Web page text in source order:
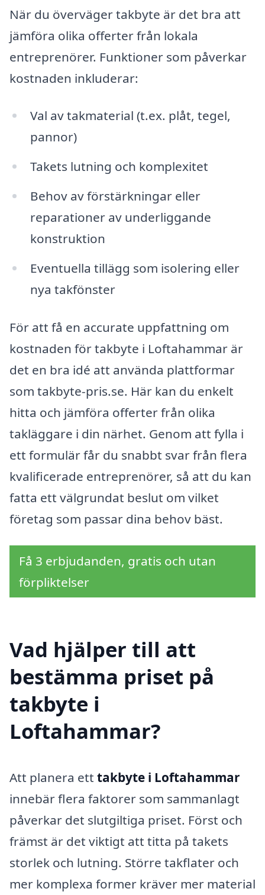
När du överväger takbyte är det bra att
jämföra olika offerter från lokala
entreprenörer. Funktioner som påverkar
kostnaden inkluderar:
Val av takmaterial (t.ex. plåt, tegel,
pannor)
Takets lutning och komplexitet
Behov av förstärkningar eller
reparationer av underliggande
konstruktion
Eventuella tillägg som isolering eller
nya takfönster
För att få en accurate uppfattning om
kostnaden för takbyte i Loftahammar är
det en bra idé att använda plattformar
som takbyte-pris.se. Här kan du enkelt
hitta och jämföra offerter från olika
takläggare i din närhet. Genom att fylla i
ett formulär får du snabbt svar från flera
kvalificerade entreprenörer, så att du kan
fatta ett välgrundat beslut om vilket
företag som passar dina behov bäst.
Få 3 erbjudanden, gratis och utan
förpliktelser
Vad hjälper till att
bestämma priset på
takbyte i
Loftahammar?
Att planera ett takbyte i Loftahammar
innebär flera faktorer som sammanlagt
påverkar det slutgiltiga priset. Först och
främst är det viktigt att titta på takets
storlek och lutning. Större takflater och
mer komplexa former kräver mer material